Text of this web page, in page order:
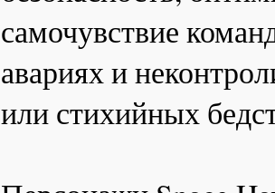
самочувствие
авариях и
или стихийных